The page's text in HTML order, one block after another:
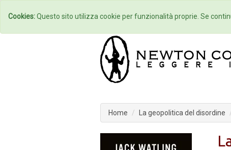
Home Autori
Home La geopolitica del disordine
Cookies:Questo sito utilizza cookie per funzionalità proprie. Se